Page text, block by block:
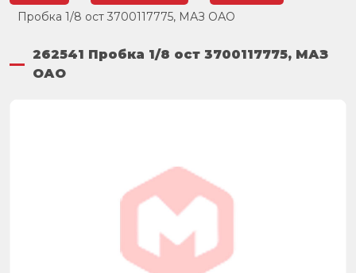
Пробка 1/8 ост 3700117775, МАЗ ОАО
262541 Пробка 1/8 ост 3700117775, МАЗ
ОАО